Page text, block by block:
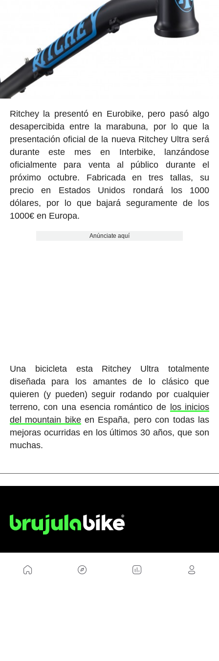
Ritchey la presentó en Eurobike, pero pasó algo
desapercibida entre la marabuna, por lo que la
presentación oficial de la nueva Ritchey Ultra será
durante este mes en Interbike, lanzándose
oficialmente para venta al público durante el
próximo octubre. Fabricada en tres tallas, su
precio en Estados Unidos rondará los 1000
dólares, por lo que bajará seguramente de los
1000€ en Europa.
Anúnciate aquí
Una bicicleta esta Ritchey Ultra totalmente
diseñada para los amantes de lo clásico que
quieren (y pueden) seguir rodando por cualquier
terreno, con una esencia romántico de los inicios
del mountain bikeen España, pero con todas las
mejoras ocurridas en los últimos 30 años, que son
muchas.
NOSOTROS